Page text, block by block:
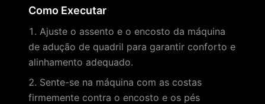
Como Executar
Ajuste o assento e o encosto da máquina
de adução de quadril para garantir conforto e
alinhamento adequado.
Sente-se na máquina com as costas
firmemente contra o encosto e os pés